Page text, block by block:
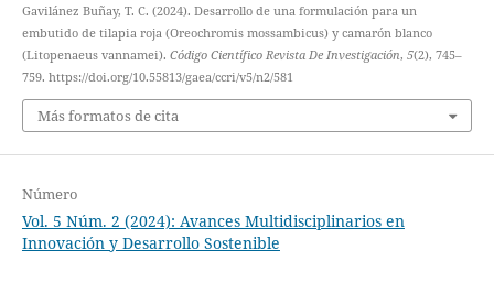
Gavilánez Buñay, T. C. (2024). Desarrollo de una formulación para un
embutido de tilapia roja (Oreochromis mossambicus) y camarón blanco
(Litopenaeus vannamei). Código Científico Revista De Investigación, 5(2), 745–
759. https://doi.org/10.55813/gaea/ccri/v5/n2/581
Más formatos de cita
Número
Vol. 5 Núm. 2 (2024): Avances Multidisciplinarios en
Innovación y Desarrollo Sostenible